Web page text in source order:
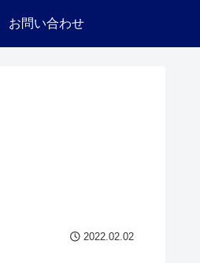
お問い合わせ
2022.02.02